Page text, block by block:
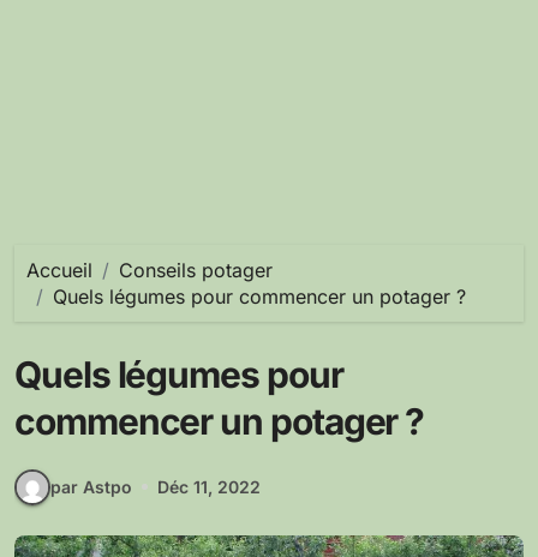
Accueil
Conseils potager
Quels légumes pour commencer un potager ?
Quels légumes pour
commencer un potager ?
par Astpo Déc 11, 2022